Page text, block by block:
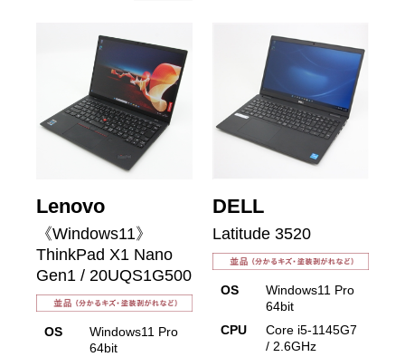
Lenovo
《Windows11》
ThinkPad X1 Nano
Gen1 / 20UQS1G500
OS
Windows11 Pro
64bit
DELL
Latitude 3520
OS
Windows11 Pro
64bit
CPU
Core i5-1145G7
/ 2.6GHz